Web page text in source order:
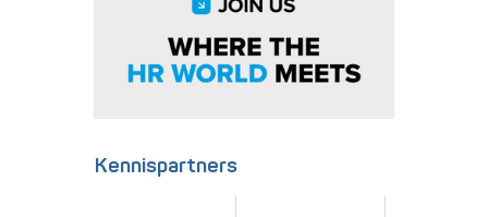
Kennispartners